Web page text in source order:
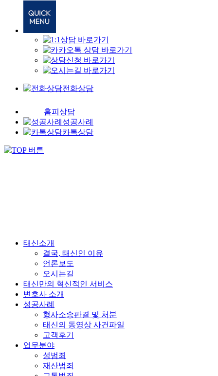
전화상담
홈피상담
성공사례
카톡상담
태신소개
결국, 태신인 이유
언론보도
오시는길
태신만의 혁신적인 서비스
변호사 소개
성공사례
형사소송판결 및 처분
태신의 동영상 사건파일
고객후기
업무분야
성범죄
재산범죄